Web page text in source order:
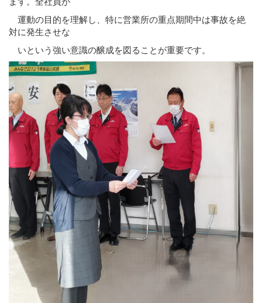
運動の目的を理解し、特に営業所の重点期間中は事故を絶
対に発生させな
いという強い意識の醸成を図ることが重要です。